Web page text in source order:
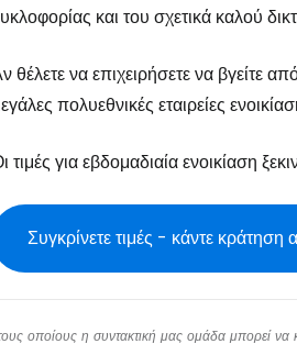
και του σχετικά καλού
θέλετε να επιχειρήσετε να βγείτε
πολυεθνικές εταιρείες
τιμές για εβδομαδιαία ενοικίαση
Συγκρίνετε τιμές - κάντε κράτηση
οποίους η συντακτική μας ομάδα μπορεί να